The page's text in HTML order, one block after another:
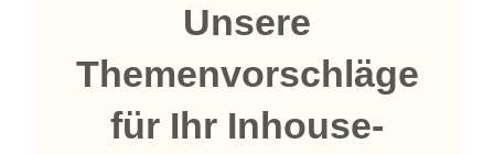
Unsere
Themenvorschläge
für Ihr Inhouse-